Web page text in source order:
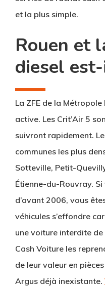
et la plus simple.
Rouen et
diesel
La ZFE de la
active. Les Crit’Air 5
suivront rapidement.
communes les plus
Sotteville, Petit-
Étienne-du-Rouvray.
d’avant 2006, vous
véhicules s’effondre
une voiture interdite
Cash Voiture les
de leur valeur en
Argus déjà inexistante.